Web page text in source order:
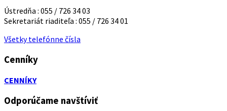
Ústredňa : 055 / 726 34 03
Sekretariát riaditeľa : 055 / 726 34 01
Všetky telefónne čísla
Cenníky
CENNÍKY
Odporúčame navštíviť